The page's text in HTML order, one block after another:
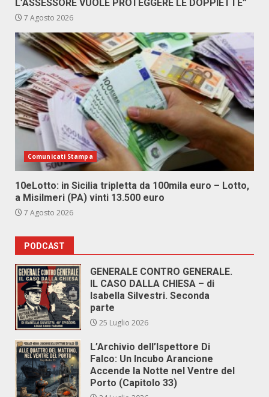
L’ASSESSORE VUOLE PROTEGGERE LE DOPPIETTE”
7 Agosto 2026
Comunicati Stampa
10eLotto: in Sicilia tripletta da 100mila euro – Lotto,
a Misilmeri (PA) vinti 13.500 euro
7 Agosto 2026
PODCAST
GENERALE CONTRO GENERALE.
IL CASO DALLA CHIESA – di
Isabella Silvestri. Seconda
parte
25 Luglio 2026
L’Archivio dell’Ispettore Di
Falco: Un Incubo Arancione
Accende la Notte nel Ventre del
Porto (Capitolo 33)